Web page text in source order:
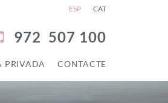
ESP CAT
972 507 100
PRIVADA CONTACTE